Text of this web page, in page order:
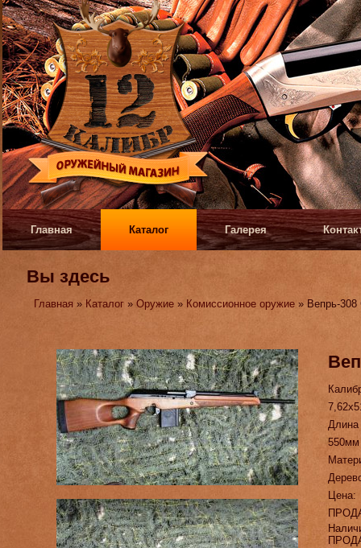
Главная Каталог Галерея
Вы здесь
Главная » Каталог »Оружие » Комиссионное оружие » Вепрь-
550мм
Цена: